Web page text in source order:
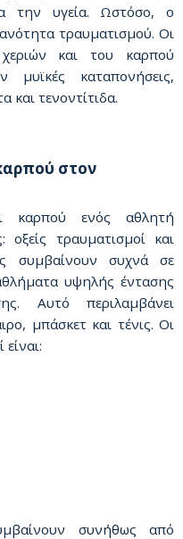
την υγεία. Ωστόσο, ο
τραυματισμού. Οι
και του καρπού
μυϊκές καταπονήσεις,
και τενοντίτιδα.
στον
καρπού ενός αθλητή
οξείς τραυματισμοί και
συμβαίνουν συχνά σε
υψηλής έντασης
Αυτό περιλαμβάνει
μπάσκετ και τένις. Οι
συνήθως από